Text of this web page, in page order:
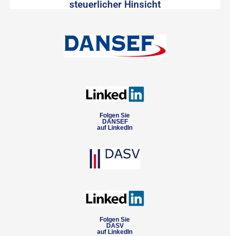
steuerlicher Hinsicht
Folgen Sie
DANSEF
auf LinkedIn
Folgen Sie
DASV
auf LinkedIn